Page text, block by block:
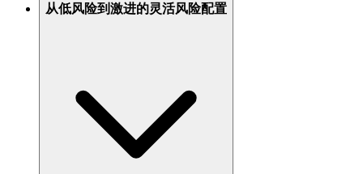
从低风险到激进的灵活风险配置